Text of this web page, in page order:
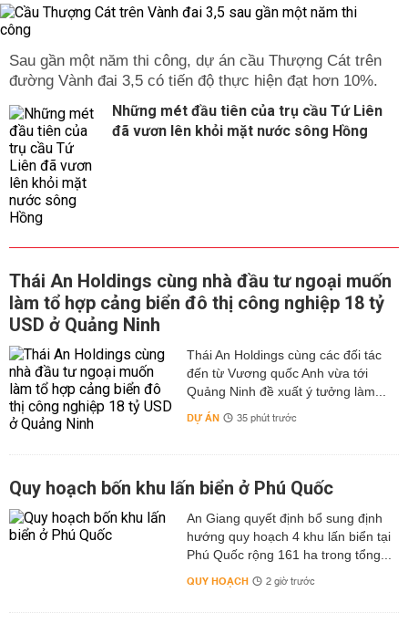
Sau gần một năm thi công, dự án cầu Thượng Cát trên
đường Vành đai 3,5 có tiến độ thực hiện đạt hơn 10%.
Những mét đầu tiên của trụ cầu Tứ Liên
đã vươn lên khỏi mặt nước sông Hồng
Thái An Holdings cùng nhà đầu tư ngoại muốn
làm tổ hợp cảng biển đô thị công nghiệp 18 tỷ
USD ở Quảng Ninh
Thái An Holdings cùng các đối tác
đến từ Vương quốc Anh vừa tới
Quảng Ninh đề xuất ý tưởng làm...
DỰ ÁN 35 phút trước
Quy hoạch bốn khu lấn biển ở Phú Quốc
An Giang quyết định bổ sung định
hướng quy hoạch 4 khu lấn biển tại
Phú Quốc rộng 161 ha trong tổng...
QUY HOẠCH 2 giờ trước